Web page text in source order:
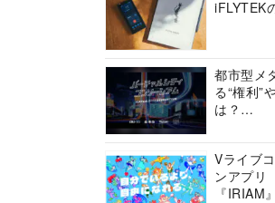
iFLYTEK
都市型メ
る“権利”
は？
ーシアム
Vライブ
ンアプリ
『IRIAM